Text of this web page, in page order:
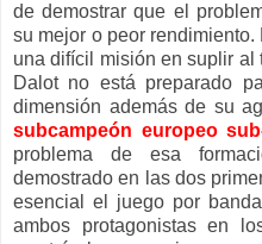
de demostrar que el
su mejor o peor
una difícil misión en suplir
Dalot no está preparado
dimensión además de su
subcampeón europeo
problema de esa
demostrado en las dos
esencial el juego por
ambos protagonistas en